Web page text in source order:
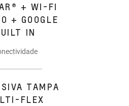
+ WI-FI
+ GOOGLE
IN
TAMPA
FLEX